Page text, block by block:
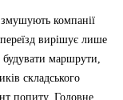
змушують компанії
вирішує лише
будувати маршрути,
складського
попиту. Головне